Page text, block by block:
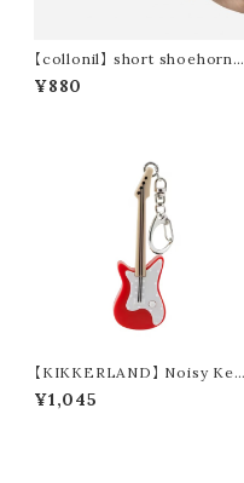
【collonil】 short shoehorn /
ショート シューホーン
¥880
【KIKKERLAND】 Noisy Key
Light "Guitar" (2colors)
¥1,045